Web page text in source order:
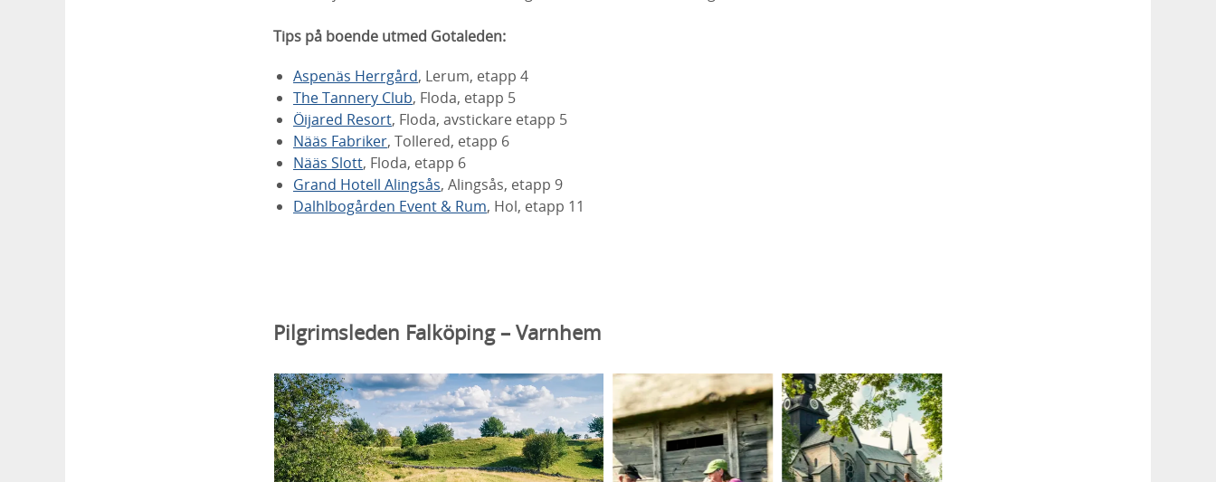
Tips på boende utmed Gotaleden:
Aspenäs Herrgård, Lerum, etapp 4
The Tannery Club, Floda, etapp 5
Öijared Resort, Floda, avstickare etapp 5
Nääs Fabriker, Tollered, etapp 6
Nääs Slott, Floda, etapp 6
Grand Hotell Alingsås, Alingsås, etapp 9
Dalhlbogården Event & Rum, Hol, etapp 11
Pilgrimsleden Falköping – Varnhem